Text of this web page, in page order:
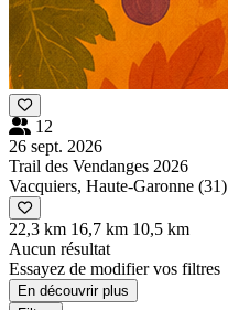
12
26 sept. 2026
Trail des Vendanges 2026
Vacquiers, Haute-Garonne (31)
22,3 km 16,7 km 10,5 km
Aucun résultat
Essayez de modifier vos filtres
En découvrir plus